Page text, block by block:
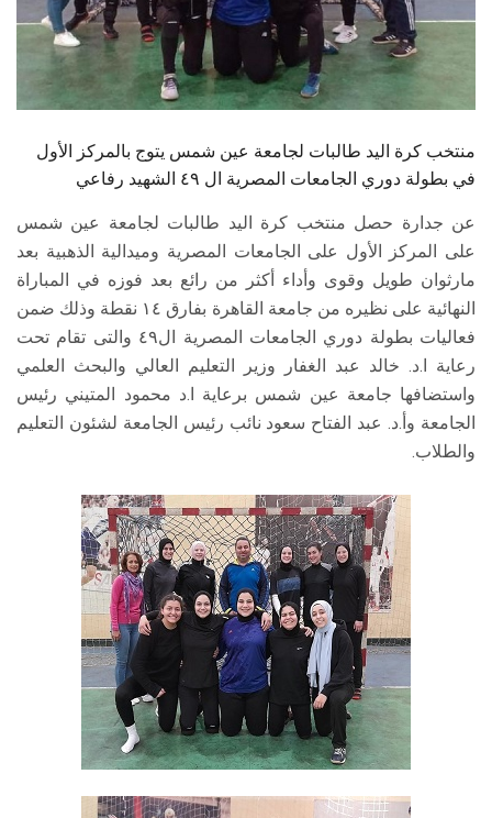
الموظفون
منتخب كرة اليد طالبات لجامعة عين شمس يتوج بالمركز الأول
في بطولة دوري الجامعات المصرية ال ٤٩ الشهيد رفاعي
عن جدارة حصل منتخب كرة اليد طالبات لجامعة عين شمس
على المركز الأول على الجامعات المصرية وميدالية الذهبية بعد
مارثوان طويل وقوى وأداء أكثر من رائع بعد فوزه في المباراة
النهائية على نظيره من جامعة القاهرة بفارق ١٤ نقطة وذلك ضمن
فعاليات بطولة دوري الجامعات المصرية ال٤٩ والتى تقام تحت
رعاية ا.د. خالد عبد الغفار وزير التعليم العالي والبحث العلمي
واستضافها جامعة عين شمس برعاية ا.د محمود المتيني رئيس
الجامعة وأ.د. عبد الفتاح سعود نائب رئيس الجامعة لشئون التعليم
والطلاب.